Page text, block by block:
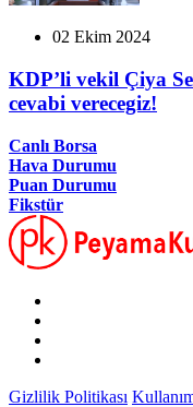
02 Ekim 2024
KDP’li vekil Çiya
cevabi verecegiz!
Canlı Borsa
Hava Durumu
Puan Durumu
Fikstür
Gizlilik Politikası